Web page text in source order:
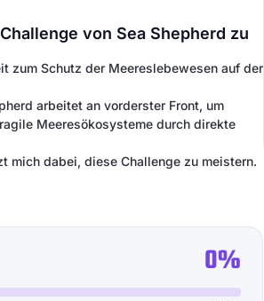
von Sea Shepherd zu
zum Schutz der Meereslebewesen auf der
arbeitet an vorderster Front, um
Meeresökosysteme durch direkte
mich dabei, diese Challenge zu meistern.
0%